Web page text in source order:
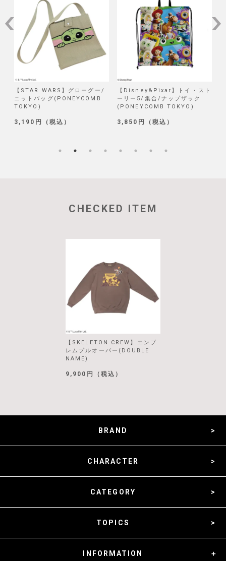
【STAR WARS】グローグー/
ニットバッグ(PONEYCOMB
TOKYO)
3,190円（税込）
【Disney&Pixar】トイ・スト
ーリー5/集合/ナップザック
(PONEYCOMB TOKYO)
3,850円（税込）
CHECKED ITEM
【SKELETON CREW】エンブ
レムプルオーバー(DOUBLE
NAME)
9,900円（税込）
BRAND
CHARACTER
CATEGORY
TOPICS
INFORMATION